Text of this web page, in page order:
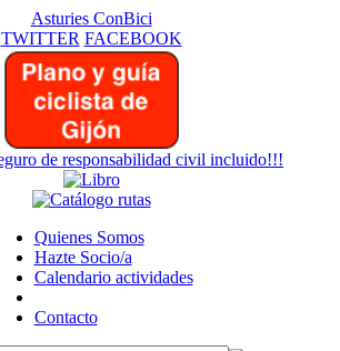
Asturies ConBici
TWITTER FACEBOOK
Quienes Somos
Hazte Socio/a
Calendario actividades
Contacto